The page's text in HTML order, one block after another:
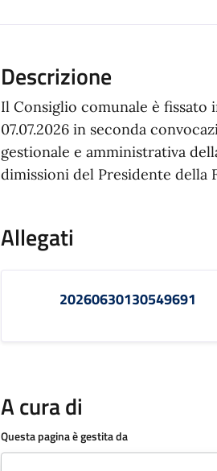
Descrizione
Il Consiglio comunale è fissato
07.07.2026 in seconda
gestionale e amministrativa
dimissioni del Presidente della
Allegati
20260630130549691
A cura di
Questa pagina è gestita da